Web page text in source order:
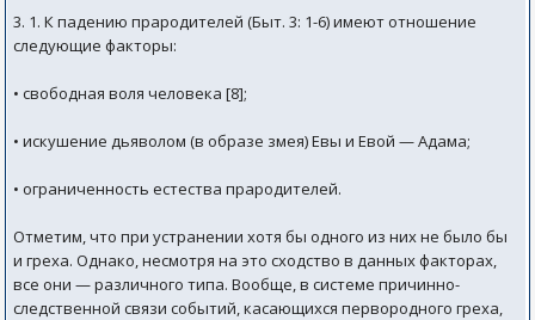
3. 1. К падению прародителей (Быт. 3: 1-6) имеют отношение
следующие факторы:
• свободная воля человека [8];
• искушение дьяволом (в образе змея) Евы и Евой — Адама;
• ограниченность естества прародителей.
Отметим, что при устранении хотя бы одного из них не было бы
и греха. Однако, несмотря на это сходство в данных факторах,
все они — различного типа. Вообще, в системе причинно-
следственной связи событий, касающихся первородного греха,